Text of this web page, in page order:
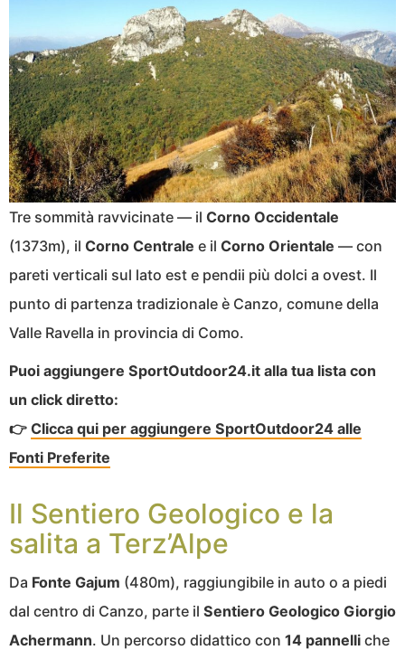
Tre sommità ravvicinate — il Corno Occidentale
(1373m), il Corno Centrale e il Corno Orientale — con
pareti verticali sul lato est e pendii più dolci a ovest. Il
punto di partenza tradizionale è Canzo, comune della
Valle Ravella in provincia di Como.
Puoi aggiungere SportOutdoor24.it alla tua lista con
un click diretto:
👉 Clicca qui per aggiungere SportOutdoor24 alle
Fonti Preferite
Il Sentiero Geologico e la
salita a Terz’Alpe
Da Fonte Gajum (480m), raggiungibile in auto o a piedi
dal centro di Canzo, parte il Sentiero Geologico Giorgio
Achermann. Un percorso didattico con 14 pannelli che